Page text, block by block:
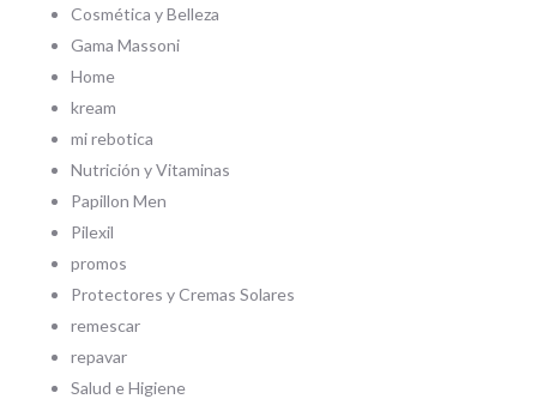
Cosmética y Belleza
Gama Massoni
Home
kream
mi rebotica
Nutrición y Vitaminas
Papillon Men
Pilexil
promos
Protectores y Cremas Solares
remescar
repavar
Salud e Higiene